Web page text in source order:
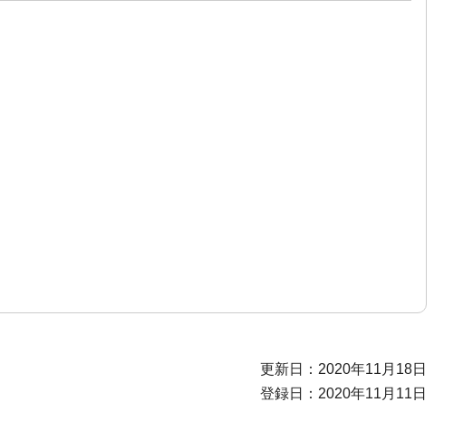
更新日：2020年11月18日
登録日：2020年11月11日